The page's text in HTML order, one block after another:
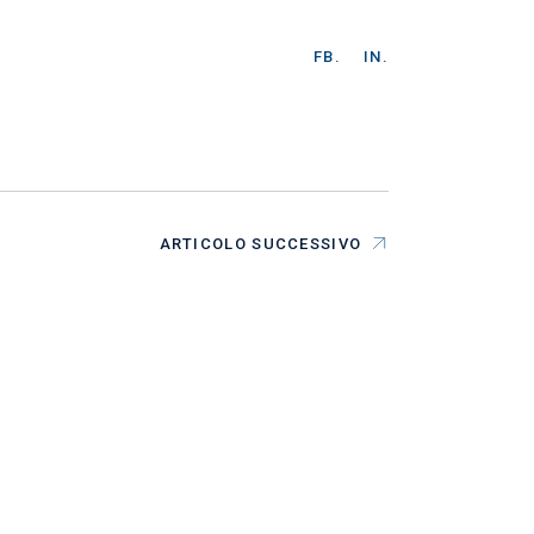
FB. IN.
ARTICOLO SUCCESSIVO